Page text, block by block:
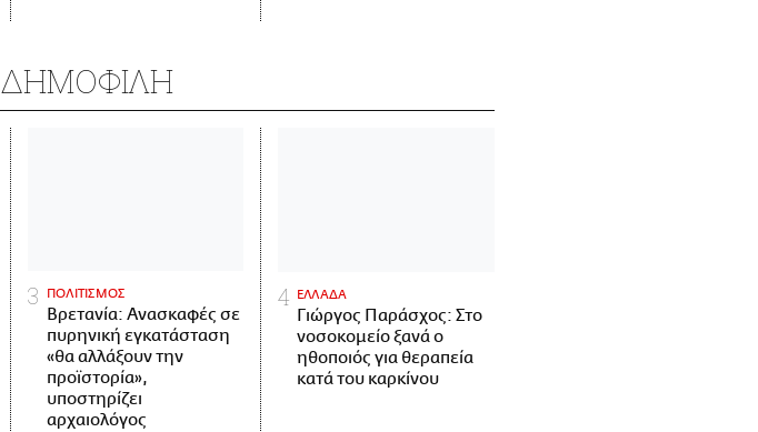
ΔΗΜΟΦΙΛΗ
ΠΟΛΙΤΙΣΜΟΣ
Βρετανία: Ανασκαφές σε
πυρηνική εγκατάσταση
«θα αλλάξουν την
προϊστορία»,
υποστηρίζει
αρχαιολόγος
ΕΛΛΑΔΑ
Γιώργος Παράσχος: Στο
νοσοκομείο ξανά ο
ηθοποιός για θεραπεία
κατά του καρκίνου